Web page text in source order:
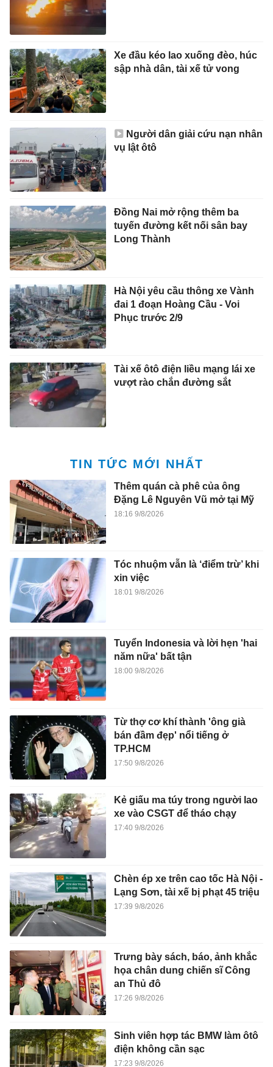
Xe đầu kéo lao xuống đèo, húc
sập nhà dân, tài xế tử vong
Người dân giải cứu nạn nhân
vụ lật ôtô
Đồng Nai mở rộng thêm ba
tuyến đường kết nối sân bay
Long Thành
Hà Nội yêu cầu thông xe Vành
đai 1 đoạn Hoàng Cầu - Voi
Phục trước 2/9
Tài xế ôtô điện liều mạng lái xe
vượt rào chắn đường sắt
TIN TỨC MỚI NHẤT
Thêm quán cà phê của ông
Đặng Lê Nguyên Vũ mở tại Mỹ
18:16 9/8/2026
Tóc nhuộm vẫn là ‘điểm trừ’ khi
xin việc
18:01 9/8/2026
Tuyển Indonesia và lời hẹn 'hai
năm nữa' bất tận
18:00 9/8/2026
Từ thợ cơ khí thành 'ông già
bán đầm đẹp' nổi tiếng ở
TP.HCM
17:50 9/8/2026
Kẻ giấu ma túy trong người lao
xe vào CSGT để tháo chạy
17:40 9/8/2026
Chèn ép xe trên cao tốc Hà Nội -
Lạng Sơn, tài xế bị phạt 45 triệu
17:39 9/8/2026
Trưng bày sách, báo, ảnh khắc
họa chân dung chiến sĩ Công
an Thủ đô
17:26 9/8/2026
Sinh viên hợp tác BMW làm ôtô
điện không cần sạc
17:23 9/8/2026